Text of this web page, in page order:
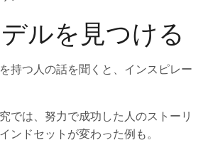
ルを見つける
持つ人の話を聞くと、インスピレー
では、努力で成功した人のストーリ
ンドセットが変わった例も。